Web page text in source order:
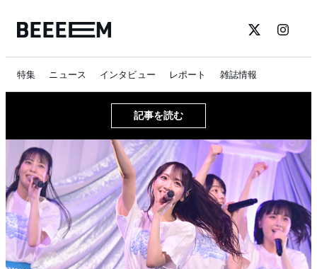
特集 ニュース インタビュー レポート 雑誌情報
記事を読む